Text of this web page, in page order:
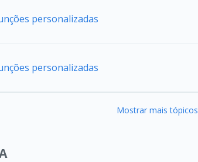
personalizadas
personalizadas
Mostrar mais tópicos